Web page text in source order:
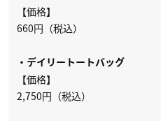
【価格】
660円（税込）
・デイリートートバッグ
【価格】
2,750円（税込）